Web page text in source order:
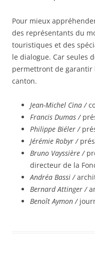
Pour mieux
des représentants du
touristiques et des
le dialogue. Car seules
permettront de garantir
canton.
Jean-Michel Cina /
Francis Dumas /
Philippe Biéler /
Jérémie Robyr /
Bruno Vayssière /
directeur de la
Andréa Bassi /
Bernard Attinger /
Benoît Aymon /